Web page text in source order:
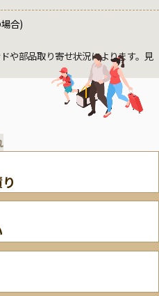
合)
や部品取り寄せ状況によります。見